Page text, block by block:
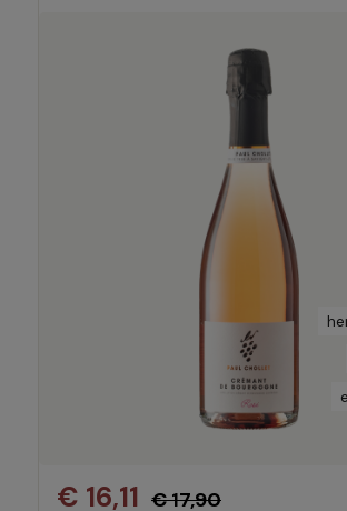
€ 16,11 € 17,90